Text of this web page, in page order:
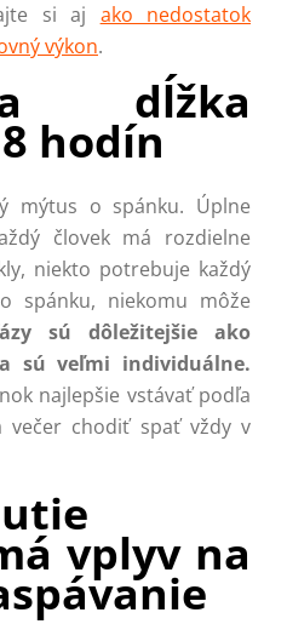
si aj ako nedostatok
výkon.
dĺžka
hodín
mýtus o spánku. Úplne
človek má rozdielne
niekto potrebuje každý
spánku, niekomu môže
sú dôležitejšie ako
sú veľmi individuálne.
najlepšie vstávať podľa
večer chodiť spať vždy v
vplyv na